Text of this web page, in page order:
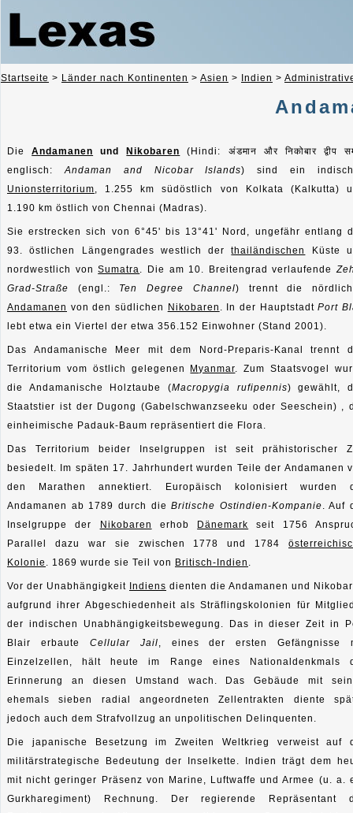
Startseite > Länder nach Kontinenten > Asien > Indien >
DieAndamanen und Nikobaren (Hindi: अंडमान और निकोबार द्वीप
englisch:Andaman and Nicobar Islands) sind ein
Unionsterritorium, 1.255 km südöstlich von Kolkata (Kalkutta)
1.190 km östlich von Chennai (Madras).
Sie erstrecken sich von 6°45' bis 13°41' Nord, ungefähr entlang
93. östlichen Längengrades westlich derthailändischen
Küste
nordwestlich vonSumatra. Die am 10. Breitengrad verlaufende
Grad-Straße (engl.: Ten Degree Channel) trennt die
Andamanen von den südlichen Nikobaren . In der HauptstadtPort
lebt etwa ein Viertel der etwa 356.152 Einwohner (Stand 2001).
Das Andamanische Meer mit dem Nord-Preparis-Kanal trennt
Territorium vom östlich gelegenen
Myanmar. Zum Staatsvogel
die Andamanische Holztaube (Macropygia rufipennis) gewählt,
Staatstier ist der Dugong (Gabelschwanzseeku oder Seeschein) ,
einheimische Padauk-Baum repräsentiert die Flora.
Das Territorium beider Inselgruppen ist seit prähistorischer
besiedelt. Im späten 17. Jahrhundert wurden Teile der Andamanen
den Marathen annektiert. Europäisch kolonisiert wurden
Andamanen ab 1789 durch dieBritische Ostindien-Kompanie. Auf
Inselgruppe der
Nikobaren erhob Dänemark seit 1756
Parallel dazu war sie zwischen 1778 und 1784
Kolonie . 1869 wurde sie Teil von Britisch-Indien .
Vor der Unabhängigkeit Indiens dienten die Andamanen und
aufgrund ihrer Abgeschiedenheit als Sträflingskolonien für
der indischen Unabhängigkeitsbewegung. Das in dieser Zeit in
Blair erbaute Cellular Jail, eines der ersten Gefängnisse
Einzelzellen, hält heute im Range eines Nationaldenkmals
Erinnerung an diesen Umstand wach. Das Gebäude mit
ehemals sieben radial angeordneten Zellentrakten diente
jedoch auch dem Strafvollzug an unpolitischen Delinquenten.
Die japanische Besetzung im Zweiten Weltkrieg verweist auf
militärstrategische Bedeutung der Inselkette. Indien trägt dem
mit nicht geringer Präsenz von Marine, Luftwaffe und Armee (u. a.
Gurkharegiment) Rechnung. Der regierende Repräsentant